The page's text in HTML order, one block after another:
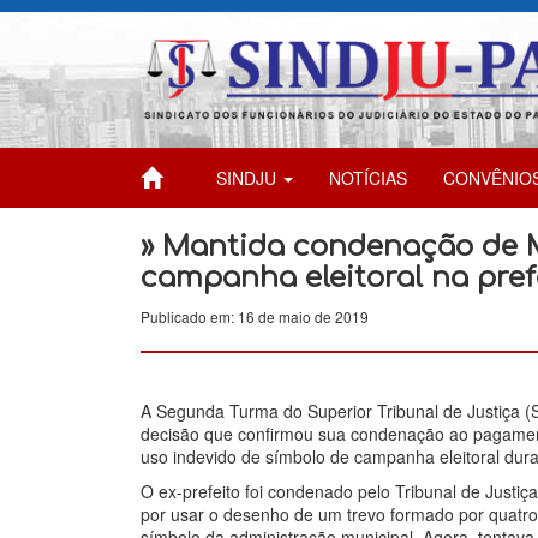
SINDJU NOTÍCIAS
» Mantida condenação de
campanha eleitoral na
Publicado em: 16 de maio de 2019
A Segunda Turma do Superior Tribunal de Justiça
decisão que confirmou sua condenação ao
uso indevido de símbolo de campanha eleitoral
O ex-prefeito foi condenado pelo Tribunal de
por usar o desenho de um trevo formado por